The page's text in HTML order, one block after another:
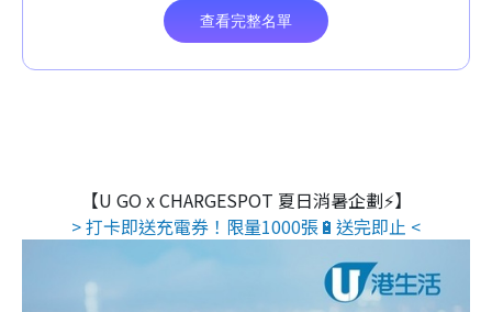
【U GO x CHARGESPOT 夏日消暑企劃⚡】
> 打卡即送充電券！限量1000張🔋送完即止 <